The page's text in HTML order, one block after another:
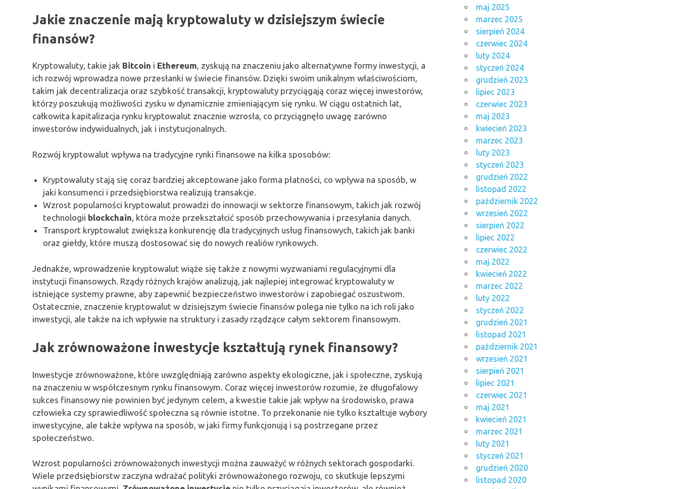
Jakie znaczenie mają kryptowaluty w dzisiejszym świecie
finansów?
Kryptowaluty, takie jak Bitcoin i Ethereum, zyskują na znaczeniu jako alternatywne formy inwestycji, a
ich rozwój wprowadza nowe przesłanki w świecie finansów. Dzięki swoim unikalnym właściwościom,
takim jak decentralizacja oraz szybkość transakcji, kryptowaluty przyciągają coraz więcej inwestorów,
którzy poszukują możliwości zysku w dynamicznie zmieniającym się rynku. W ciągu ostatnich lat,
całkowita kapitalizacja rynku kryptowalut znacznie wzrosła, co przyciągnęło uwagę zarówno
inwestorów indywidualnych, jak i instytucjonalnych.
Rozwój kryptowalut wpływa na tradycyjne rynki finansowe na kilka sposobów:
Kryptowaluty stają się coraz bardziej akceptowane jako forma płatności, co wpływa na sposób, w
jaki konsumenci i przedsiębiorstwa realizują transakcje.
Wzrost popularności kryptowalut prowadzi do innowacji w sektorze finansowym, takich jak rozwój
technologii blockchain, która może przekształcić sposób przechowywania i przesyłania danych.
Transport kryptowalut zwiększa konkurencję dla tradycyjnych usług finansowych, takich jak banki
oraz giełdy, które muszą dostosować się do nowych realiów rynkowych.
Jednakże, wprowadzenie kryptowalut wiąże się także z nowymi wyzwaniami regulacyjnymi dla
instytucji finansowych. Rządy różnych krajów analizują, jak najlepiej integrować kryptowaluty w
istniejące systemy prawne, aby zapewnić bezpieczeństwo inwestorów i zapobiegać oszustwom.
Ostatecznie, znaczenie kryptowalut w dzisiejszym świecie finansów polega nie tylko na ich roli jako
inwestycji, ale także na ich wpływie na struktury i zasady rządzące całym sektorem finansowym.
Jak zrównoważone inwestycje kształtują rynek finansowy?
Inwestycje zrównoważone, które uwzględniają zarówno aspekty ekologiczne, jak i społeczne, zyskują
na znaczeniu w współczesnym rynku finansowym. Coraz więcej inwestorów rozumie, że długofalowy
sukces finansowy nie powinien być jedynym celem, a kwestie takie jak wpływ na środowisko, prawa
człowieka czy sprawiedliwość społeczna są równie istotne. To przekonanie nie tylko kształtuje wybory
inwestycyjne, ale także wpływa na sposób, w jaki firmy funkcjonują i są postrzegane przez
społeczeństwo.
Wzrost popularności zrównoważonych inwestycji można zauważyć w różnych sektorach gospodarki.
Wiele przedsiębiorstw zaczyna wdrażać polityki zrównoważonego rozwoju, co skutkuje lepszymi
maj 2025
marzec 2025
sierpień 2024
czerwiec 2024
luty 2024
styczeń 2024
grudzień 2023
lipiec 2023
czerwiec 2023
maj 2023
kwiecień 2023
marzec 2023
luty 2023
styczeń 2023
grudzień 2022
listopad 2022
październik 2022
wrzesień 2022
sierpień 2022
lipiec 2022
czerwiec 2022
maj 2022
kwiecień 2022
marzec 2022
luty 2022
styczeń 2022
grudzień 2021
listopad 2021
październik 2021
wrzesień 2021
sierpień 2021
lipiec 2021
czerwiec 2021
maj 2021
kwiecień 2021
marzec 2021
luty 2021
styczeń 2021
grudzień 2020
listopad 2020